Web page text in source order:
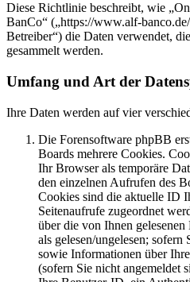
Diese Richtlinie beschreibt, wie
BanCo“ („https://www.alf-
Betreiber“) die Daten verwendet,
gesammelt werden.
Umfang und Art der
Ihre Daten werden auf vier
Die Forensoftware phpBB
Boards mehrere Cookies.
Ihr Browser als temporäre
den einzelnen Aufrufen des
Cookies sind die aktuelle ID
Seitenaufrufe zugeordnet
über die von Ihnen
als gelesen/ungelesen;
sowie Informationen über
(sofern Sie nicht angemeldet